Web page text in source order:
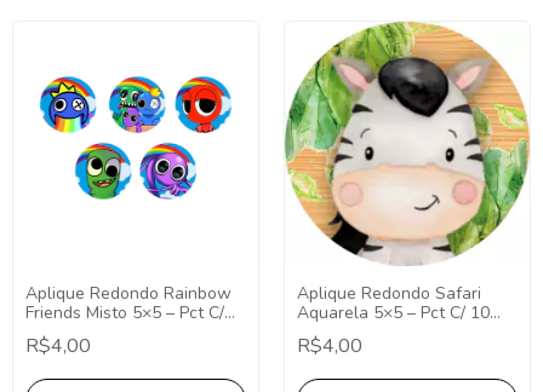
Aplique Redondo Rainbow
Friends Misto 5×5 – Pct C/
10 unid
R$4,00
Aplique Redondo Safari
Aquarela 5×5 – Pct C/ 10
unid
R$4,00